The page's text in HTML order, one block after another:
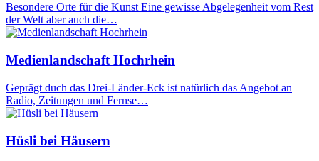
Besondere Orte für die Kunst Eine gewisse Abgelegenheit vom Rest
der Welt aber auch die…
Medienlandschaft Hochrhein
Geprägt duch das Drei-Länder-Eck ist natürlich das Angebot an
Radio, Zeitungen und Fernse…
Hüsli bei Häusern